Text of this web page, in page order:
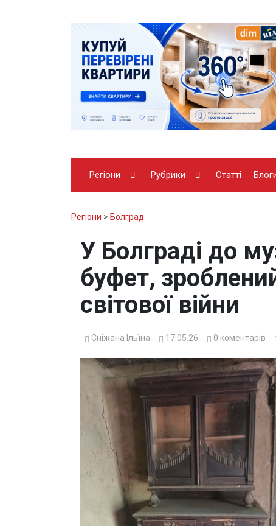
Регіони Рубрики Статті
Регіони > Болград
У Болграді до
буфет,
світової війни
Сніжана Ільїна 17.05.26 0 коментарів